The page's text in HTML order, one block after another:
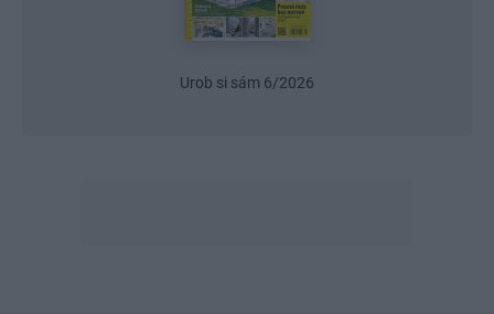
Urob si sám 6/2026